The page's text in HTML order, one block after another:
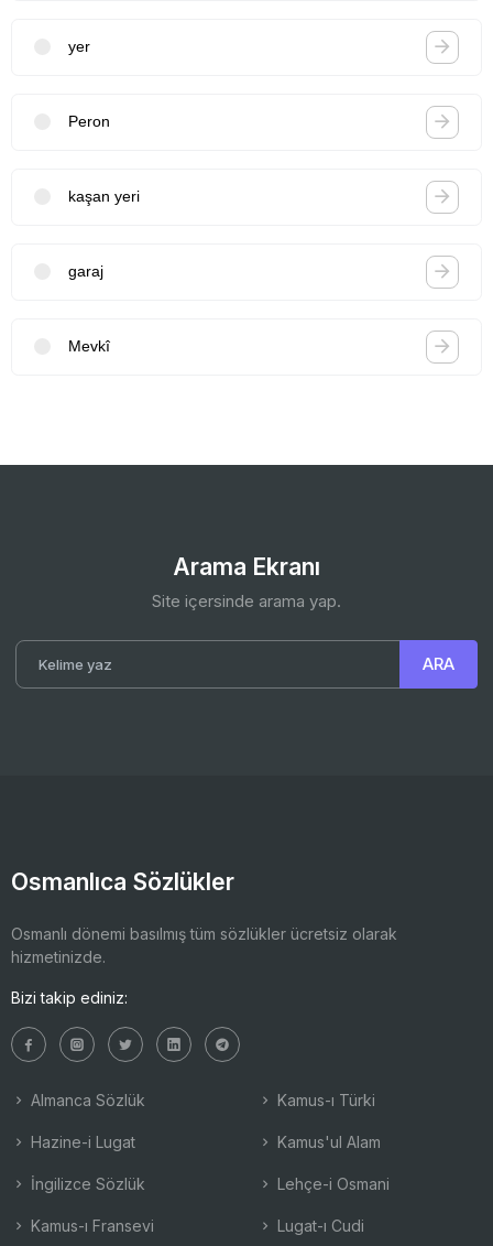
yer
Peron
kaşan yeri
garaj
Mevkî
Arama Ekranı
Site içersinde arama yap.
Osmanlıca Sözlükler
Osmanlı dönemi basılmış tüm sözlükler ücretsiz olarak
hizmetinizde.
Bizi takip ediniz:
Almanca Sözlük
Hazine-i Lugat
İngilizce Sözlük
Kamus-ı Fransevi
Kamus-ı Türki
Kamus'ul Alam
Lehçe-i Osmani
Lugat-ı Cudi